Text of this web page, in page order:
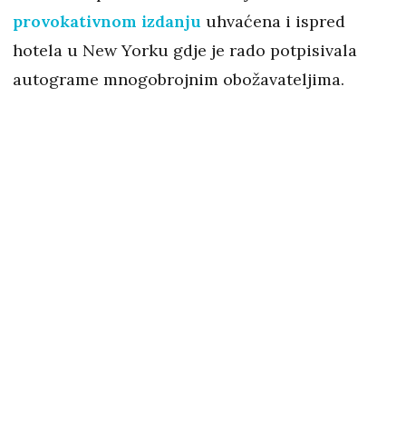
provokativnom izdanju uhvaćena i ispred
hotela u New Yorku gdje je rado potpisivala
autograme mnogobrojnim obožavateljima.